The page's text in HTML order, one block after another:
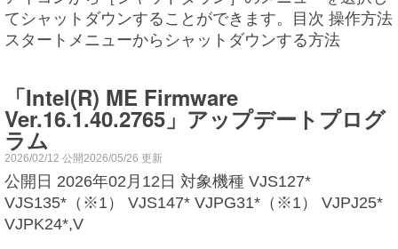
てシャットダウンすることができます。目次 操作方法
スタートメニューからシャットダウンする方法
「Intel(R) ME Firmware
Ver.16.1.40.2765」アップデートプログ
ラム
2026/02/12 公開2026/05/26 更新
公開日 2026年02月12日 対象機種 VJS127*
VJS135*（※1） VJS147* VJPG31*（※1） VJPJ25*
VJPK24*,V